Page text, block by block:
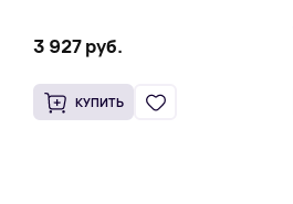
3 927 руб.
КУПИТЬ